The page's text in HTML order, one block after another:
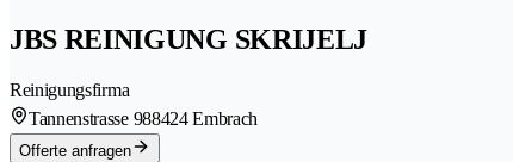
JBS REINIGUNG SKRIJELJ
Reinigungsfirma
Tannenstrasse 988424 Embrach
Offerte anfragen